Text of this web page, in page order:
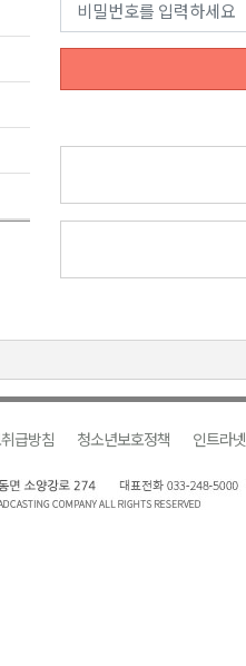
우상호 "하나된 공동체"
북귀환어부 국가폭력 사과
쟁..물놀이 접목
부장관과 정책간담회
원장, 강릉시 초청 특별 강연
제 산적
교감급 이상 387명 인사
급방침 청소년보호정책 인트라넷